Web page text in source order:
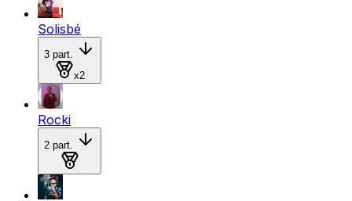
Solisbé
3 part.
Medalla de plata
x2
Rocki
2 part.
Medalla de bronce